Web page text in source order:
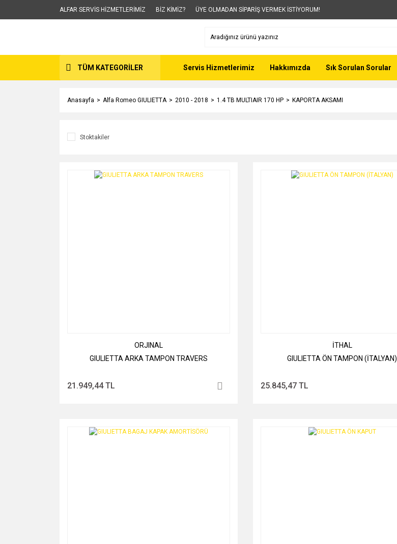
ALFAR SERVİS HİZMETLERİMİZ BİZ KİMİZ? ÜYE OLMADAN SİPARİŞ VERMEK İSTİYORUM!
TÜM KATEGORİLER Servis Hizmetlerimiz Hakkımızda Sık Sorulan Sorular
Anasayfa Alfa Romeo GIULIETTA 2010 - 2018 1.4 TB MULTIAIR 170 HP KAPORTA AKSAMI
Stoktakiler
ORJINAL
GIULIETTA ARKA TAMPON TRAVERS
21.949,44 TL
İTHAL
GIULIETTA ÖN TAMPON (İTALYAN)
25.845,47 TL